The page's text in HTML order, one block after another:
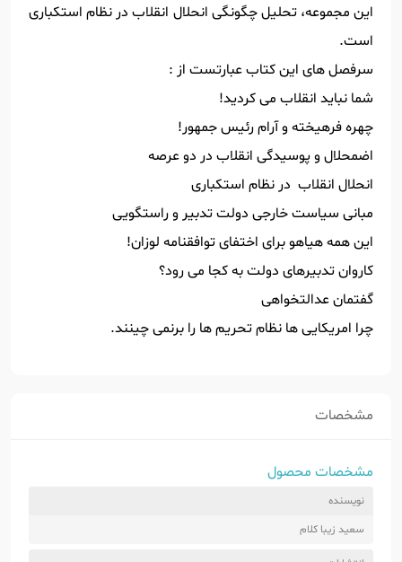
این مجموعه، تحلیل چگونگی انحلال انقلاب در نظام استکباری
است.
سرفصل های این کتاب عبارتست از :
شما نباید انقلاب می کردید!
چهره فرهیخته و آرام رئیس جمهور!
اضمحلال و پوسیدگی انقلاب در دو عرصه
انحلال انقلاب در نظام استکباری
مبانی سیاست خارجی دولت تدبیر و راستگویی
این همه هیاهو برای اختفای توافقنامه لوزان!
کاروان تدبیرهای دولت به کجا می رود؟
گفتمان عدالتخواهی
چرا امریکایی ها نظام تحریم ها را برنمی چینند.
مشخصات
مشخصات محصول
نویسنده
سعید زیبا کلام